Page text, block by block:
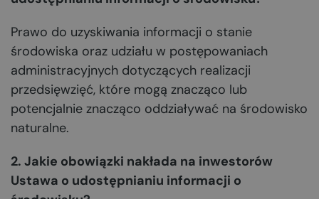
Prawo do uzyskiwania informacji o stanie
środowiska oraz udziału w postępowaniach
administracyjnych dotyczących realizacji
przedsięwzięć, które mogą znacząco lub
potencjalnie znacząco oddziaływać na środowisko
naturalne.
2. Jakie obowiązki nakłada na inwestorów
Ustawa o udostępnianiu informacji o